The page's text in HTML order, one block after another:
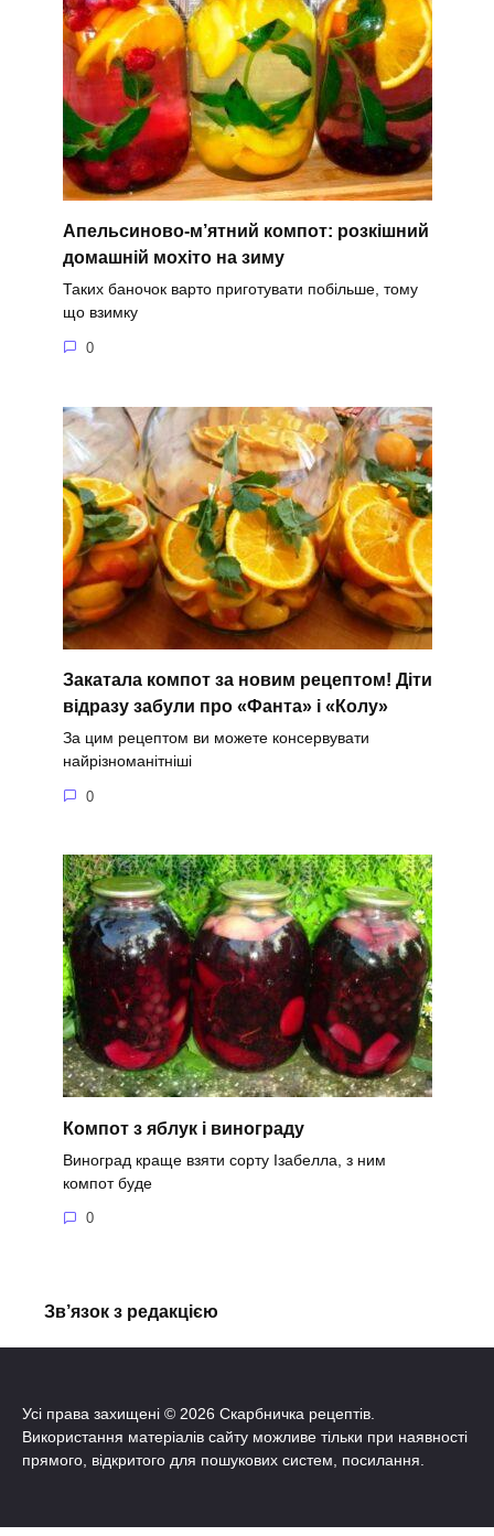
Апельсиново-м’ятний компот: розкішний
домашній мохіто на зиму
Таких баночок варто приготувати побільше, тому
що взимку
0
Закатала компот за новим рецептом! Діти
відразу забули про «Фанта» і «Колу»
За цим рецептом ви можете консервувати
найрізноманітніші
0
Компот з яблук і винограду
Виноград краще взяти сорту Ізабелла, з ним
компот буде
0
Зв’язок з редакцією
Усі права захищені © 2026 Скарбничка рецептів.
Використання матеріалів сайту можливе тільки при наявності
прямого, відкритого для пошукових систем, посилання.